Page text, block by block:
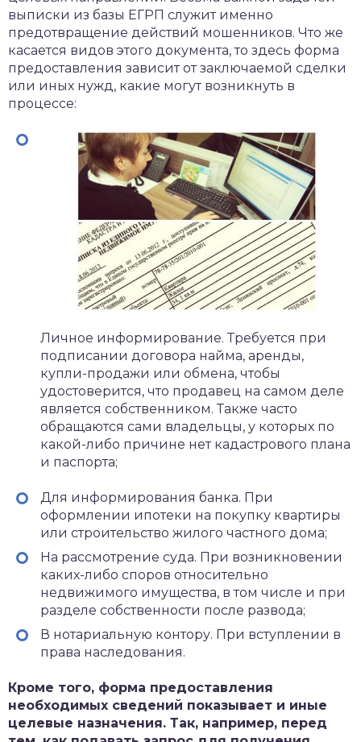
выписки из базы ЕГРП служит именно
предотвращение действий мошенников. Что же
касается видов этого документа, то здесь форма
предоставления зависит от заключаемой сделки
или иных нужд, какие могут возникнуть в
процессе:
Личное информирование. Требуется при
подписании договора найма, аренды,
купли-продажи или обмена, чтобы
удостоверится, что продавец на самом деле
является собственником. Также часто
обращаются сами владельцы, у которых по
какой-либо причине нет кадастрового плана
и паспорта;
Для информирования банка. При
оформлении ипотеки на покупку квартиры
или строительство жилого частного дома;
На рассмотрение суда. При возникновении
каких-либо споров относительно
недвижимого имущества, в том числе и при
разделе собственности после развода;
В нотариальную контору. При вступлении в
права наследования.
Кроме того, форма предоставления
необходимых сведений показывает и иные
целевые назначения. Так, например, перед